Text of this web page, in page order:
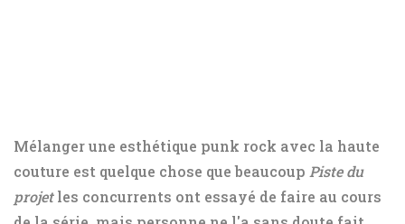
Mélanger une esthétique punk rock avec la haute
couture est quelque chose que beaucoup Piste du
projetles concurrents ont essayé de faire au cours